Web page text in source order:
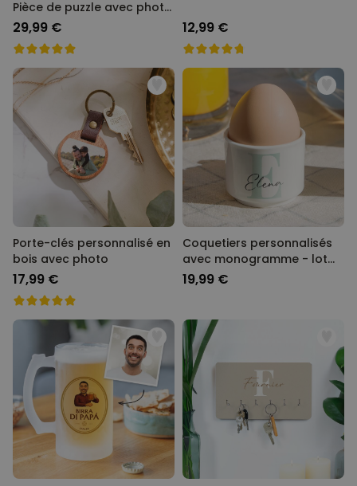
Pièce de puzzle avec photo
et texte
29,99 € 12,99 €
Porte-clés personnalisé en
bois avec photo
17,99 €
Coquetiers personnalisés
avec monogramme - lot
de 2
19,99 €